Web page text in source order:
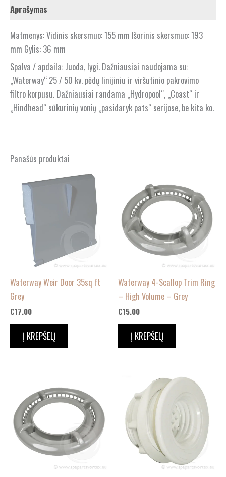
Aprašymas
Matmenys: Vidinis skersmuo: 155 mm Išorinis skersmuo: 193
mm Gylis: 36 mm
Spalva / apdaila: Juoda, lygi. Dažniausiai naudojama su:
„Waterway“ 25 / 50 kv. pėdų linijiniu ir viršutinio pakrovimo
filtro korpusu. Dažniausiai randama „Hydropool“, „Coast“ ir
„Hindhead“ sūkurinių vonių „pasidaryk pats“ serijose, be kita ko.
Panašūs produktai
Waterway Weir Door 35sq ft
Grey
€17.00
Į KREPŠELĮ
Waterway 4-Scallop Trim Ring
– High Volume – Grey
€15.00
Į KREPŠELĮ